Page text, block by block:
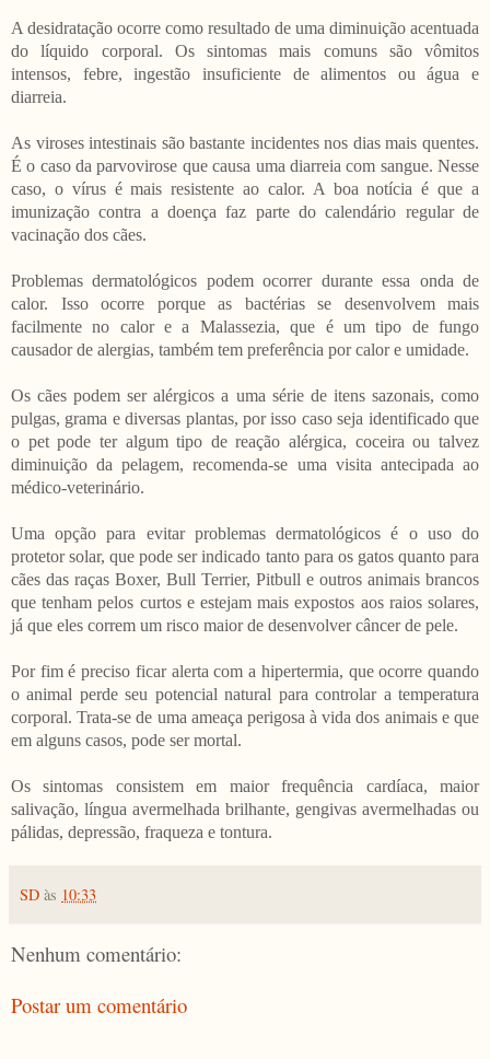
A desidratação ocorre como resultado de uma diminuição acentuada
do líquido corporal. Os sintomas mais comuns são vômitos
intensos, febre, ingestão insuficiente de alimentos ou água e
diarreia.
As viroses intestinais são bastante incidentes nos dias mais quentes.
É o caso da parvovirose que causa uma diarreia com sangue. Nesse
caso, o vírus é mais resistente ao calor. A boa notícia é que a
imunização contra a doença faz parte do calendário regular de
vacinação dos cães.
Problemas dermatológicos podem ocorrer durante essa onda de
calor. Isso ocorre porque as bactérias se desenvolvem mais
facilmente no calor e a Malassezia, que é um tipo de fungo
causador de alergias, também tem preferência por calor e umidade.
Os cães podem ser alérgicos a uma série de itens sazonais, como
pulgas, grama e diversas plantas, por isso caso seja identificado que
o pet pode ter algum tipo de reação alérgica, coceira ou talvez
diminuição da pelagem, recomenda-se uma visita antecipada ao
médico-veterinário.
Uma opção para evitar problemas dermatológicos é o uso do
protetor solar, que pode ser indicado tanto para os gatos quanto para
cães das raças Boxer, Bull Terrier, Pitbull e outros animais brancos
que tenham pelos curtos e estejam mais expostos aos raios solares,
já que eles correm um risco maior de desenvolver câncer de pele.
Por fim é preciso ficar alerta com a hipertermia, que ocorre quando
o animal perde seu potencial natural para controlar a temperatura
corporal. Trata-se de uma ameaça perigosa à vida dos animais e que
em alguns casos, pode ser mortal.
Os sintomas consistem em maior frequência cardíaca, maior
salivação, língua avermelhada brilhante, gengivas avermelhadas ou
pálidas, depressão, fraqueza e tontura.
SD às 10:33
Nenhum comentário:
Postar um comentário